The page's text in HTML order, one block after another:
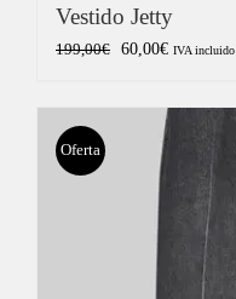
Vestido Jetty
199,00€ El
original
199,00€.
60,00€El
actual
60,00€.
IVA incluido
Oferta